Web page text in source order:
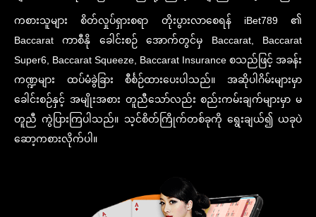
ကစားသူများ စိတ်လှုပ်ရှားစရာ တိုးပွားလာစေရန် iBet789 ၏
Baccarat ကာစီနို ခေါင်းစဉ် အောက်တွင်မှ Baccarat, Baccarat
Super6, Baccarat Squeeze, Baccarat Insurance စသည်ဖြင့် အခန်း
ကဏ္ဍများ ထပ်မံခွဲခြား စီင်္စဉ်ထားပေးပါသည်။ အဆိုပါဂိမ်းများမှာ
ခေါင်းစဉ်နှင့် အမျိုးအစား တူညီသော်လည်း စည်းကမ်းချက်များမှာ မ
တူညီ ကွဲပြားကြပါသည်။ သ့င်စိတ်ကြိုက်တစ်ခုကို ရွေးချယ်၍ ယခုပဲ
ဆော့ကစားလိုက်ပါ။